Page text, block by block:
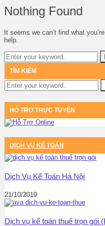
Nothing Found
It seems we can’t find what
help.
TÌM KIẾM
HỖ TRỢ TRỰC TUYẾN
DỊCH VỤ KẾ TOÁN
Dịch Vụ Kế Toán Hà Nội
21/10/2019
Dịch vụ kế toán thuế trọn gói